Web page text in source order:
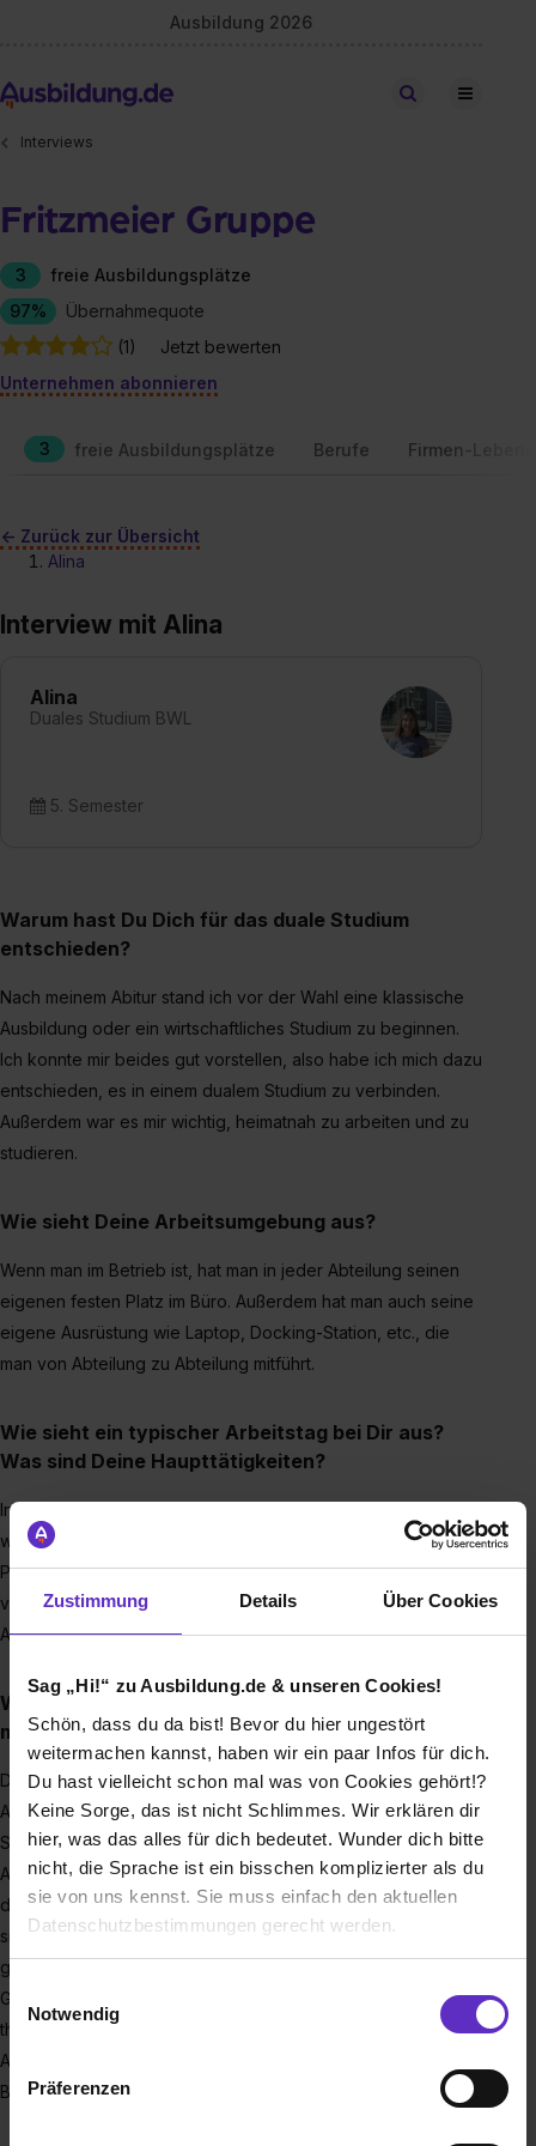
Zustimmung Details Über Cookies
Sag „Hi!“ zu Ausbildung.de & unseren Cookies!
Schön, dass du da bist! Bevor du hier ungestört
weitermachen kannst, haben wir ein paar Infos für dich.
Du hast vielleicht schon mal was von Cookies gehört!?
Keine Sorge, das ist nicht Schlimmes. Wir erklären dir
hier, was das alles für dich bedeutet. Wunder dich bitte
nicht, die Sprache ist ein bisschen komplizierter als du
sie von uns kennst. Sie muss einfach den aktuellen
Datenschutzbestimmungen gerecht werden.
Benutzung der Webseite getroffenen Einstellungen zu
Einwilligungsauswahl
Notwendig
Präferenzen
Ausbildung 2026
Stellen finden
Interviews
Fritzmeier Gruppe
3
freie Ausbildungsplätze
97%
Übernahmequote
(1)
Jetzt bewerten
Unternehmen abonnieren
3 freie Ausbildungsplätze Berufe Firmen-
<- Zurück zur Übersicht
Alina
Interview mit Alina
Alina
Duales Studium BWL
5. Semester
Warum hast Du Dich für das duale Studium
entschieden?
Nach meinem Abitur stand ich vor der Wahl eine klassische
Ausbildung oder ein wirtschaftliches Studium zu beginnen.
Ich konnte mir beides gut vorstellen, also habe ich mich dazu
entschieden, es in einem dualem Studium zu verbinden.
Außerdem war es mir wichtig, heimatnah zu arbeiten und zu
studieren.
Wie sieht Deine Arbeitsumgebung aus?
Wenn man im Betrieb ist, hat man in jeder Abteilung seinen
eigenen festen Platz im Büro. Außerdem hat man auch seine
eigene Ausrüstung wie Laptop, Docking-Station, etc., die
man von Abteilung zu Abteilung mitführt.
Wie sieht ein typischer Arbeitstag bei Dir aus?
Was sind Deine Haupttätigkeiten?
In den Praxisphasen kommt es immer ganz darauf an, in
welcher Abteilung man eingesetzt wird. Die Abteilungen der
Praxisphasen darf man selbst auswählen. Man hat meistens
vielfältige Aufgaben und ist eine wichtige Hilfe für die
Abteilung, in der man eingesetzt wird.
Was macht Dir bei dem dualen Studium am
meisten Spaß? Was gefällt Dir am besten?
Dadurch, dass man in den Praxisphasen immer selber die
Abteilung auswählen darf, kann man seine Interessen im
Studium perfekt mit der Praxis verbinden. Die tagesüblichen
Aufgaben sind abwechslungsreich und vielfältig, oft hat man
dabei auch einen praktischen Bezug zur Produktion und
sieht wie die Endprodukte entstehen. Außerdem gibt es ein
großes Auszubildenden-Team in verschiedensten Berufen.
Generell finde ich es sehr gut, dass ich zusätzlich zum
theoretischen Studium regelmäßig einen normalen
Arbeitsalltag erfahre. Durch die Praxisphasen lernt man das
Berufsleben sehr gut kennen.